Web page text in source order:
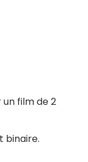
un film de 2
binaire.